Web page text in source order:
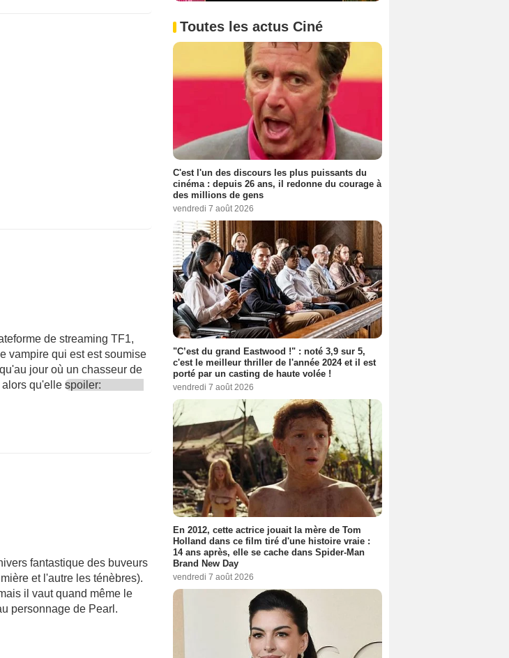
de streaming TF1,
vampire qui est est soumise
jour où un chasseur de
qu'elle spoiler:
fantastique des buveurs
et l'autre les ténèbres).
il vaut quand même le
personnage de Pearl.
Toutes les actus Ciné
C'est l'un des discours les plus puissants du
cinéma : depuis 26 ans, il redonne du courage à
des millions de gens
vendredi 7 août 2026
"C’est du grand Eastwood !" : noté 3,9 sur 5,
c'est le meilleur thriller de l'année 2024 et il est
porté par un casting de haute volée !
vendredi 7 août 2026
En 2012, cette actrice jouait la mère de Tom
Holland dans ce film tiré d'une histoire vraie :
14 ans après, elle se cache dans Spider-Man
Brand New Day
vendredi 7 août 2026